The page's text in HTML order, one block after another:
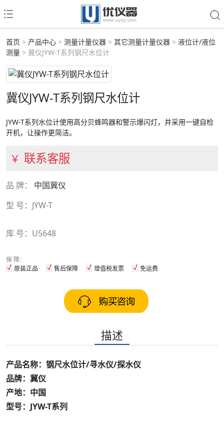
首页 > 产品中心 > 测量计量仪器 > 其它测量计量仪器 > 液位计/液位
测量 > 冀仪JYW-T系列钢尺水位计
冀仪JYW-T系列钢尺水位计
JYW-T系列水位计使用高分贝蜂鸣器和警示爆闪灯，并采用一键自检
开机，让操作更简洁。
￥ 联系客服
品 牌： 中国冀仪
型 号：JYW-T
库 号：U5648
保 障：
原装正品
售后保障 增值税发票 免运费
描述
产品名称：钢尺水位计/寻水仪/探水仪
品牌：冀仪
产地：中国
型号：JYW-T系列